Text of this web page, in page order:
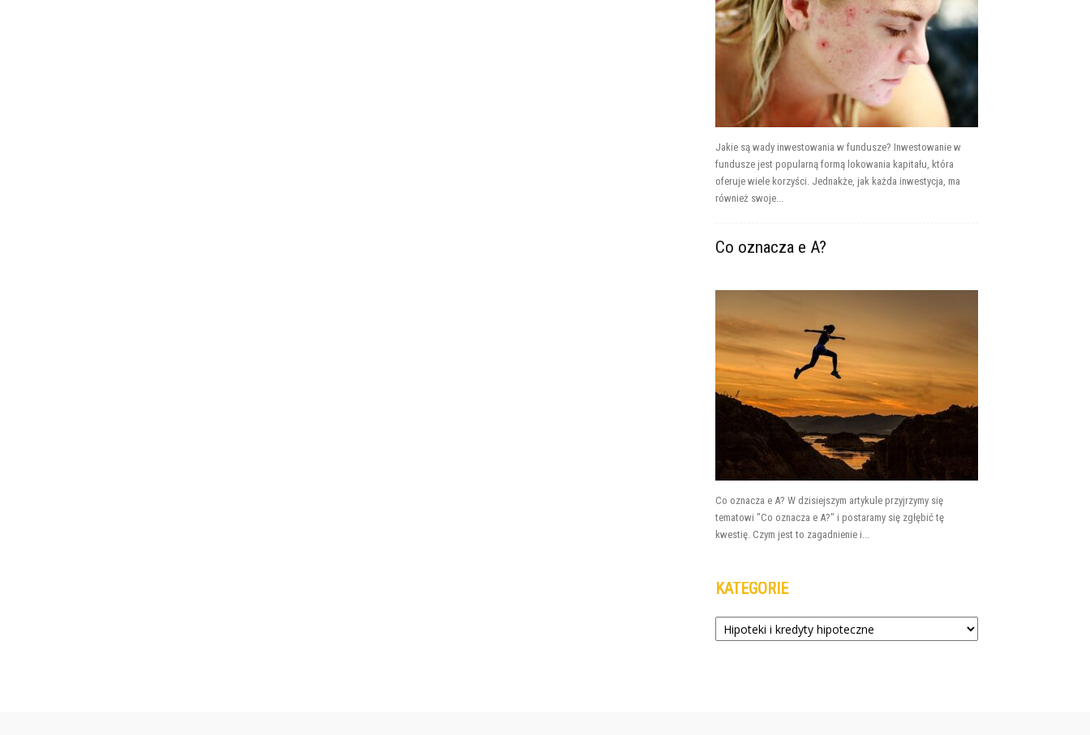
Jakie są wady inwestowania w fundusze? Inwestowanie w
fundusze jest popularną formą lokowania kapitału, która
oferuje wiele korzyści. Jednakże, jak każda inwestycja, ma
również swoje...
Co oznacza e A?
Co oznacza e A? W dzisiejszym artykule przyjrzymy się
tematowi "Co oznacza e A?" i postaramy się zgłębić tę
kwestię. Czym jest to zagadnienie i...
KATEGORIE
Kategorie